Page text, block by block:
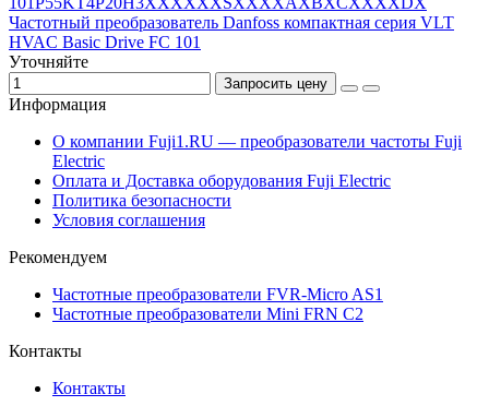
Частотный преобразователь Danfoss компактная серия VLT
HVAC Basic Drive FC 101
Уточняйте
Запросить цену
Информация
О компании Fuji1.RU — преобразователи частоты Fuji
Electric
Оплата и Доставка оборудования Fuji Electric
Политика безопасности
Условия соглашения
Рекомендуем
Частотные преобразователи FVR-Micro AS1
Частотные преобразователи Mini FRN C2
Контакты
Контакты